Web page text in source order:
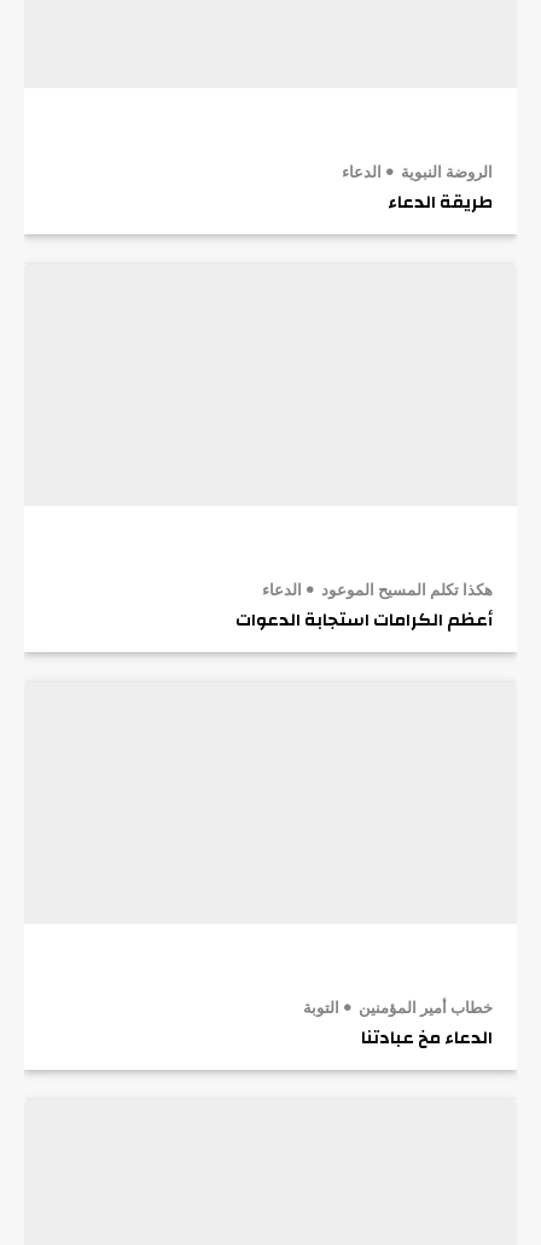
الروضة النبوية الدعاء
طريقة الدعاء
هكذا تكلم المسيح الموعود الدعاء
أعظم الكرامات استجابة الدعوات
خطاب أمير المؤمنين التوبة
الدعاء مخ عبادتنا